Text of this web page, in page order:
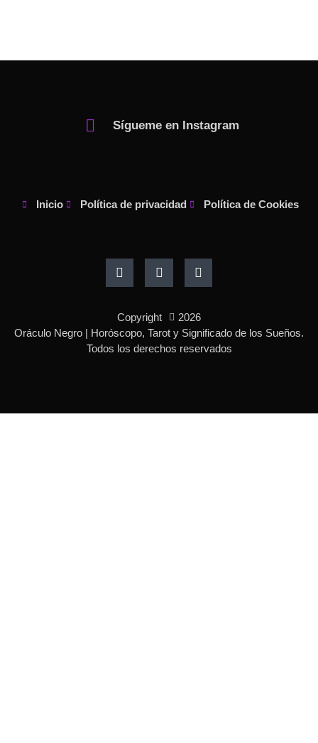
Sígueme en Instagram
Inicio Política de privacidad Política de Cookies
c
e
o
k
-
f
s
t
r
a
m
n
t
e
s
t
-
Copyright
2026
Oráculo Negro | Horóscopo, Tarot y Significado de los Sueños.
Todos los derechos reservados